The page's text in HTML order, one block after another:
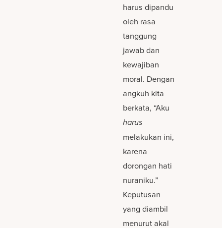
harus dipandu
oleh rasa
tanggung
jawab dan
kewajiban
moral. Dengan
angkuh kita
berkata, “Aku
harus
melakukan ini,
karena
dorongan hati
nuraniku.”
Keputusan
yang diambil
menurut akal